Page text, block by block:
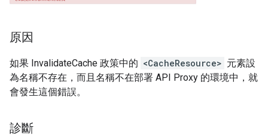
原因
如果 InvalidateCache 政策中的 <CacheResource> 元素設
為名稱不存在，而且名稱不在部署 API Proxy 的環境中，就
會發生這個錯誤。
診斷